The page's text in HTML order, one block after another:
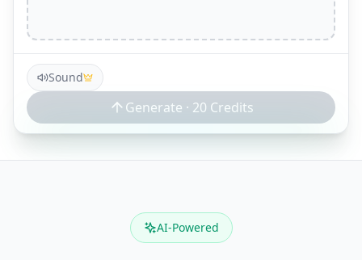
Sound
Generate · 20 Credits
AI-Powered